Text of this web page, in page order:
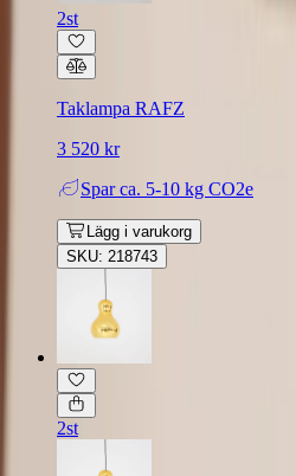
2st
Taklampa RAFZ
3 520 kr
Spar ca. 5-10 kg CO2e
Lägg i varukorg
SKU: 218743
2st